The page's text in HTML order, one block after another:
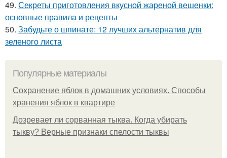
49. Секреты приготовления вкусной жареной вешенки:
основные правила и рецепты
50. Забудьте о шпинате: 12 лучших альтернатив для
зеленого листа
Популярные материалы
Сохранение яблок в домашних условиях. Способы
хранения яблок в квартире
Дозревает ли сорванная тыква. Когда убирать
тыкву? Верные признаки спелости тыквы